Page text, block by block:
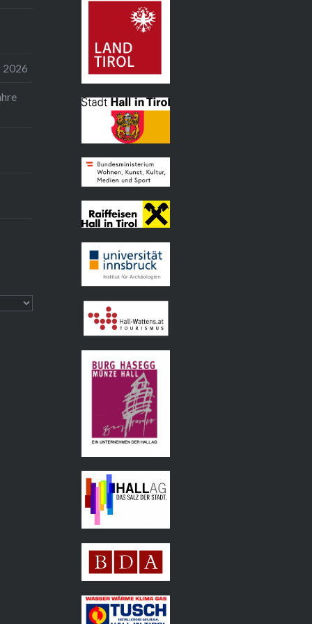
2026
Land Tirol
Tourismusverband
Hall Wattens
Hall AG
Bundesdenkmalamt